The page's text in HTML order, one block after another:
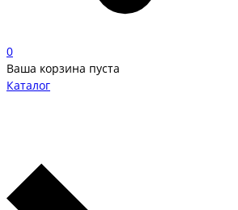
0
Ваша корзина пуста
Каталог